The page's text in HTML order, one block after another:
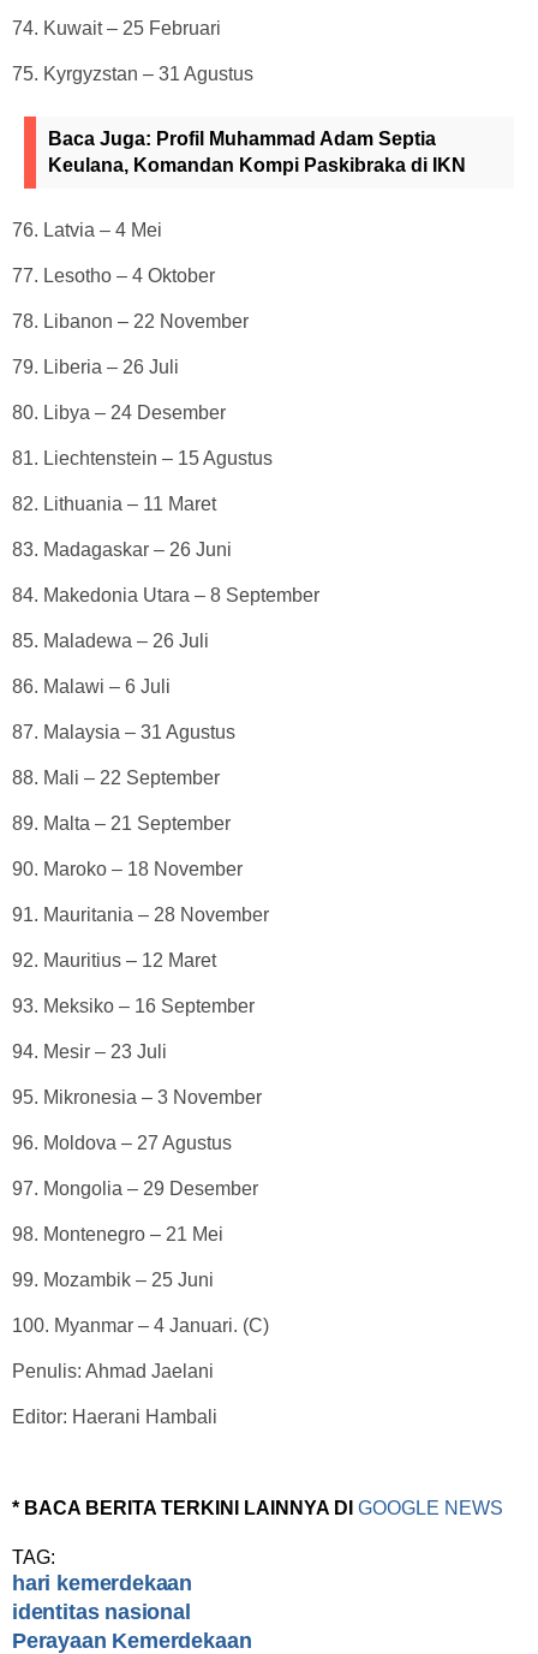
74. Kuwait – 25 Februari
75. Kyrgyzstan – 31 Agustus
Baca Juga: Profil Muhammad Adam Septia
Keulana, Komandan Kompi Paskibraka di IKN
76. Latvia – 4 Mei
77. Lesotho – 4 Oktober
78. Libanon – 22 November
79. Liberia – 26 Juli
80. Libya – 24 Desember
81. Liechtenstein – 15 Agustus
82. Lithuania – 11 Maret
83. Madagaskar – 26 Juni
84. Makedonia Utara – 8 September
85. Maladewa – 26 Juli
86. Malawi – 6 Juli
87. Malaysia – 31 Agustus
88. Mali – 22 September
89. Malta – 21 September
90. Maroko – 18 November
91. Mauritania – 28 November
92. Mauritius – 12 Maret
93. Meksiko – 16 September
94. Mesir – 23 Juli
95. Mikronesia – 3 November
96. Moldova – 27 Agustus
97. Mongolia – 29 Desember
98. Montenegro – 21 Mei
99. Mozambik – 25 Juni
100. Myanmar – 4 Januari. (C)
Penulis: Ahmad Jaelani
Editor: Haerani Hambali
* BACA BERITA TERKINI LAINNYA DI GOOGLE NEWS
TAG:
hari kemerdekaan
identitas nasional
Perayaan Kemerdekaan